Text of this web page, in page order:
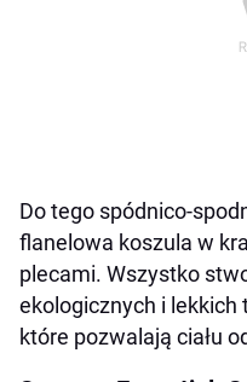
Do tego spódnico-
flanelowa koszula w
plecami. Wszystko
ekologicznych i lekkich
które pozwalają ciału